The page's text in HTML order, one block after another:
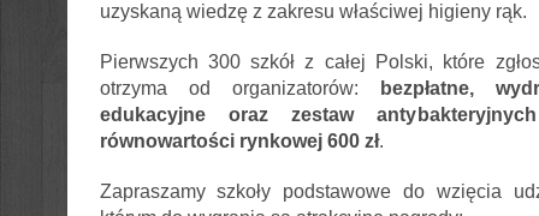
uzyskaną wiedzę z zakresu właściwej higieny rąk.
Pierwszych 300 szkół z całej Polski, które
otrzyma od organizatorów:
bezpłatne,
edukacyjne oraz zestaw
równowartości rynkowej 600 zł.
Zapraszamy szkoły podstawowe do wzięcia